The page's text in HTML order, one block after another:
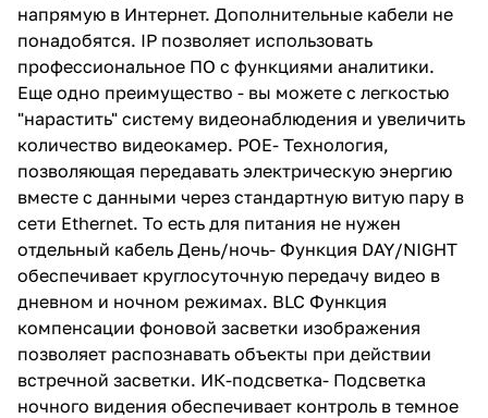
напрямую в Интернет. Дополнительные кабели не
понадобятся. IP позволяет использовать
профессиональное ПО с функциями аналитики.
Еще одно преимущество - вы можете с легкостью
"нарастить" систему видеонаблюдения и увеличить
количество видеокамер. POE- Технология,
позволяющая передавать электрическую энергию
вместе с данными через стандартную витую пару в
сети Ethernet. То есть для питания не нужен
отдельный кабель День/ночь- Функция DAY/NIGHT
обеспечивает круглосуточную передачу видео в
дневном и ночном режимах. BLC Функция
компенсации фоновой засветки изображения
позволяет распознавать объекты при действии
встречной засветки. ИК-подсветка- Подсветка
ночного видения обеспечивает контроль в темное